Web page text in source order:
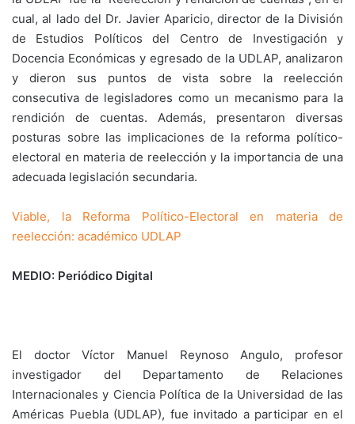
cual, al lado del Dr. Javier Aparicio, director de la División
de Estudios Políticos del Centro de Investigación y
Docencia Económicas y egresado de la UDLAP, analizaron
y dieron sus puntos de vista sobre la reelección
consecutiva de legisladores como un mecanismo para la
rendición de cuentas. Además, presentaron diversas
posturas sobre las implicaciones de la reforma político-
electoral en materia de reelección y la importancia de una
adecuada legislación secundaria.
Viable, la Reforma Político-Electoral en materia de
reelección: académico UDLAP
MEDIO: Periódico Digital
El doctor Víctor Manuel Reynoso Angulo, profesor
investigador del Departamento de Relaciones
Internacionales y Ciencia Política de la Universidad de las
Américas Puebla (UDLAP), fue invitado a participar en el